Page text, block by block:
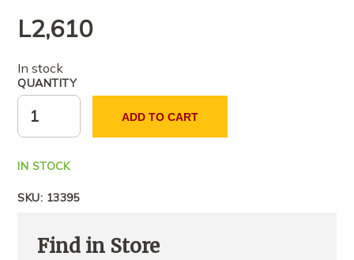
L2,610
In stock
QUANTITY
ADD TO CART
IN STOCK
SKU: 13395
Find in Store